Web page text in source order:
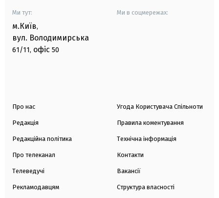
Ми тут:
м.Київ,
вул. Володимирська
61/11, офіс 50
Ми в соцмережах:
Про нас
Редакція
Редакційна політика
Про телеканал
Телеведучі
Рекламодавцям
Угода Користувача Спільноти
Правила коментування
Технічна інформація
Контакти
Вакансії
Структура власності